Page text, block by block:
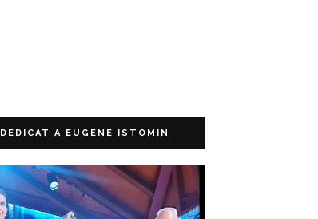
DEDICAT A EUGENE ISTOMIN